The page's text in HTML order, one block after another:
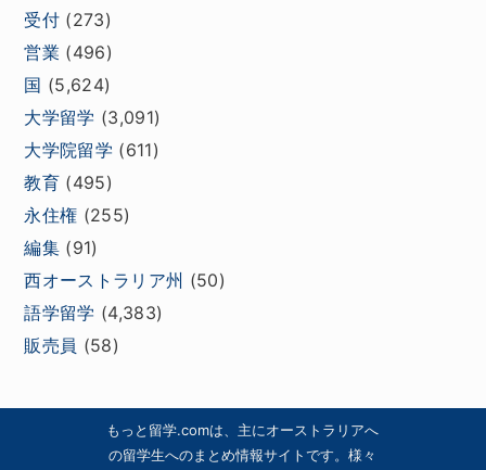
受付 (273)
営業 (496)
国 (5,624)
大学留学 (3,091)
大学院留学 (611)
教育 (495)
永住権 (255)
編集 (91)
西オーストラリア州 (50)
語学留学 (4,383)
販売員 (58)
もっと留学.comは、主にオーストラリアへ
の留学生へのまとめ情報サイトです。様々